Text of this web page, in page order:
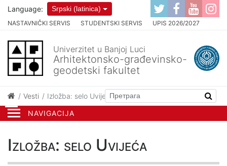
NAVIGACIJA
NASTAVNIČKI SERVIS STUDENTSKI SERVIS UPIS 2026/2027
Language: Srpski (latinica)
Univerzitet u Banjoj Luci
Arhitektonsko-građevinsko-
geodetski fakultet
Vesti Izložba: selo Uvijeća
Izložba: selo Uvijeća